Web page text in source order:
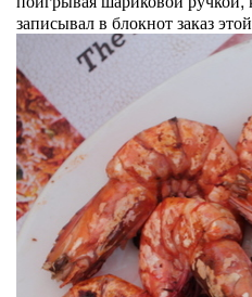
записывал в блокнот заказ